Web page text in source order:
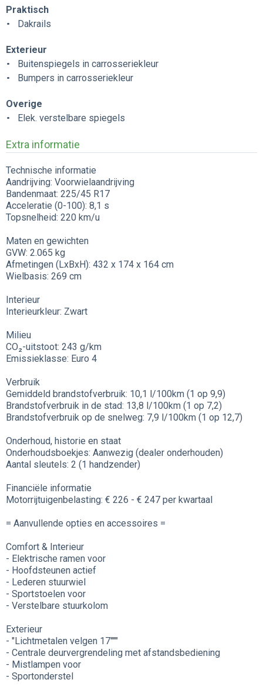
Praktisch
Dakrails
Exterieur
Buitenspiegels in carrosseriekleur
Bumpers in carrosseriekleur
Overige
Elek. verstelbare spiegels
Extra informatie
Technische informatie
Aandrijving: Voorwielaandrijving
Bandenmaat: 225/45 R17
Acceleratie (0-100): 8,1 s
Topsnelheid: 220 km/u
Maten en gewichten
GVW: 2.065 kg
Afmetingen (LxBxH): 432 x 174 x 164 cm
Wielbasis: 269 cm
Interieur
Interieurkleur: Zwart
Milieu
CO₂-uitstoot: 243 g/km
Emissieklasse: Euro 4
Verbruik
Gemiddeld brandstofverbruik: 10,1 l/100km (1 op 9,9)
Brandstofverbruik in de stad: 13,8 l/100km (1 op 7,2)
Brandstofverbruik op de snelweg: 7,9 l/100km (1 op 12,7)
Onderhoud, historie en staat
Onderhoudsboekjes: Aanwezig (dealer onderhouden)
Aantal sleutels: 2 (1 handzender)
Financiële informatie
Motorrijtuigenbelasting: € 226 - € 247 per kwartaal
= Aanvullende opties en accessoires =
Comfort & Interieur
- Elektrische ramen voor
- Hoofdsteunen actief
- Lederen stuurwiel
- Sportstoelen voor
- Verstelbare stuurkolom
Exterieur
- "Lichtmetalen velgen 17"""
- Centrale deurvergrendeling met afstandsbediening
- Mistlampen voor
- Sportonderstel